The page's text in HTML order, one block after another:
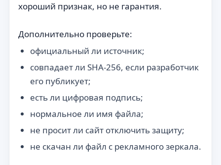
хороший признак, но не гарантия.
Дополнительно проверьте:
официальный ли источник;
совпадает ли SHA-256, если разработчик
его публикует;
есть ли цифровая подпись;
нормальное ли имя файла;
не просит ли сайт отключить защиту;
не скачан ли файл с рекламного зеркала.